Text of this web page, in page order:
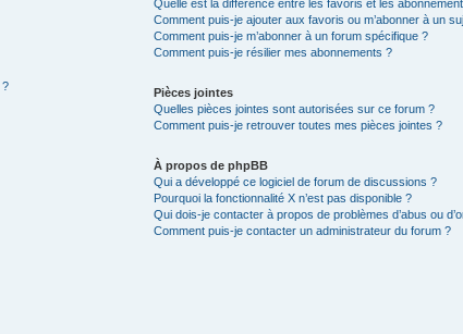
?
Quelle est la différence entre les favoris et les
Comment puis-je ajouter aux favoris ou m’abonner à un
Comment puis-je m’abonner à un forum spécifique ?
Comment puis-je résilier mes abonnements ?
Pièces jointes
Quelles pièces jointes sont autorisées sur ce forum ?
Comment puis-je retrouver toutes mes pièces jointes ?
À propos de phpBB
Qui a développé ce logiciel de forum de discussions ?
Pourquoi la fonctionnalité X n’est pas disponible ?
Qui dois-je contacter à propos de problèmes d’abus ou
Comment puis-je contacter un administrateur du forum ?